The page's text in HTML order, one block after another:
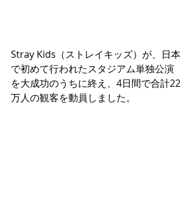
Stray Kids（ストレイキッズ）が、日本
で初めて行われたスタジアム単独公演
を大成功のうちに終え、4日間で合計22
万人の観客を動員しました。